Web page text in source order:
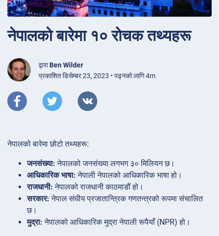
नेपालको बारेमा १० रोचक तथ्यहरू
द्वाराBen Wilder
प्रकाशित डिसेम्बर 23, 2023 • पढ्नको लागि 4m
नेपालको बारेमा छोटो तथ्यहरू:
जनसंख्या: नेपालको जनसंख्या लगभग ३० मिलियन छ।
आधिकारिक भाषा: नेपाली नेपालको आधिकारिक भाषा हो।
राजधानी: नेपालको राजधानी काठमाडौं हो।
सरकार: नेपाल संघीय प्रजातान्त्रिक गणतन्त्रको रूपमा संचालित
छ।
मुद्रा: नेपालको आधिकारिक मुद्रा नेपाली रूपैयाँ (NPR) हो।